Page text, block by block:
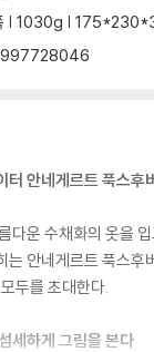
| 1030g |
안네게르트 푹스후
다운 수채화의 옷을
는 안네게르트 푹스후
두를 초대한다.
세하게 그림을 본다